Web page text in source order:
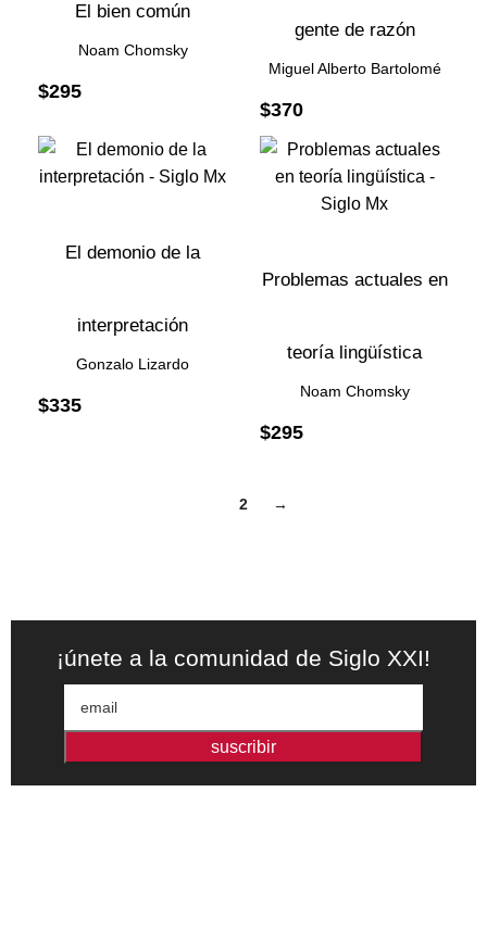
El bien común
Noam Chomsky
$295
gente de razón
Miguel Alberto Bartolomé
$370
El demonio de la
interpretación
Gonzalo Lizardo
$335
Problemas actuales en
teoría lingüística
Noam Chomsky
$295
2 →
¡únete a la comunidad de Siglo XXI!
suscribir